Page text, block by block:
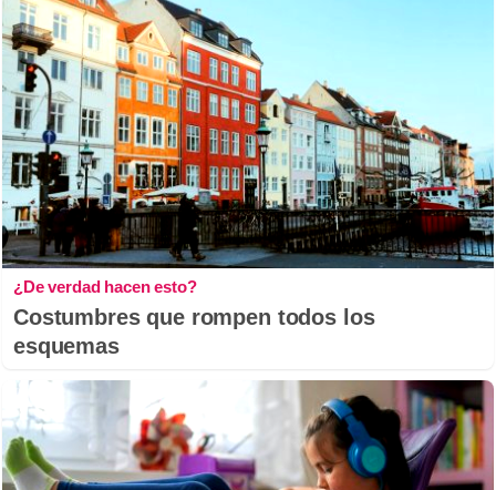
¿De verdad hacen esto?
Costumbres que rompen todos los
esquemas